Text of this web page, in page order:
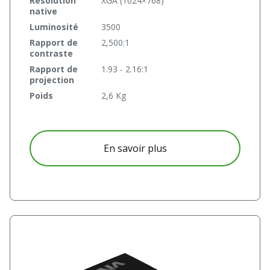
native
Luminosité
3500
Rapport de
contraste
2,500:1
Rapport de
projection
1.93 - 2.16:1
Poids 2,6 Kg
En savoir plusà propos D835